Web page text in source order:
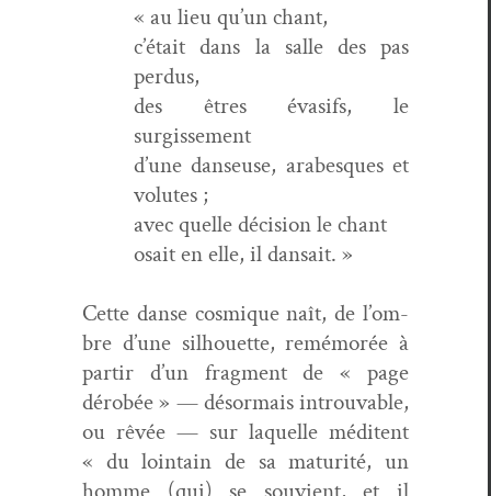
« au lieu qu’un chant,
c’é­tait dans la salle des pas
perdus,
des êtres évasifs, le
surgissement
d’une danseuse, arabesques et
volutes ;
avec quelle déci­sion le chant
osait en elle, il dansait. »
Cette danse cos­mique naît, de l’om­
bre d’une sil­hou­ette, remé­morée à
par­tir d’un frag­ment de « page
dérobée » — désor­mais introu­vable,
ou rêvée — sur laque­lle médi­tent
« du loin­tain de sa matu­rité, un